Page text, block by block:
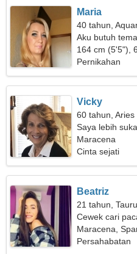
Maria
40 tahun,
Aku butuh
percintaan
164 cm (5'5"),
Pernikahan
Vicky
60 tahun, Aries
Saya lebih
ruangan
Maracena
Cinta sejati
Beatriz
21 tahun,
Cewek cari
Maracena,
Persahabatan